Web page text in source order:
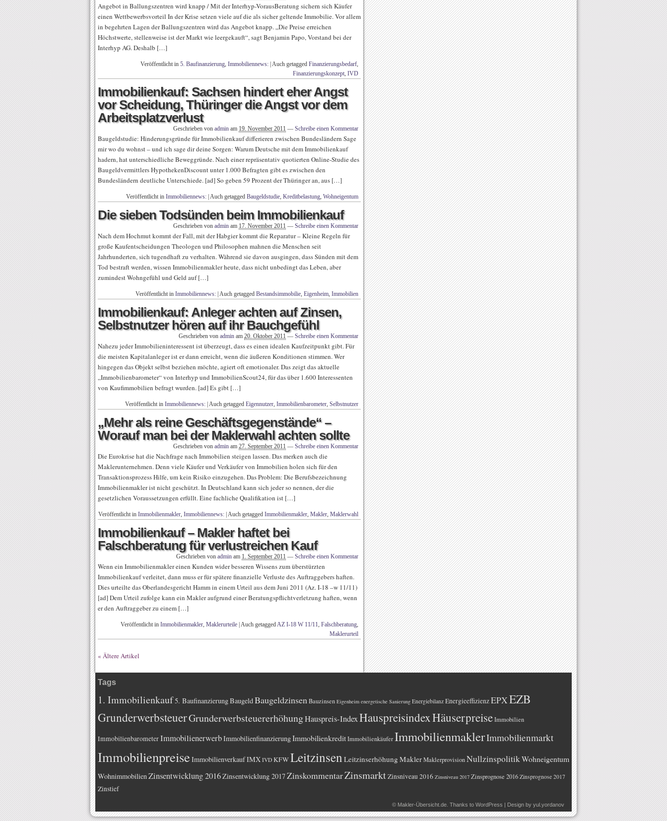
Angebot in Ballungszentren wird knapp / Mit der Interhyp-VorausBeratung sichern sich Käufer
einen Wettbewerbsvorteil In der Krise setzen viele auf die als sicher geltende Immobilie. Vor allem
in begehrten Lagen der Ballungszentren wird das Angebot knapp. „Die Preise erreichen
Höchstwerte, stellenweise ist der Markt wie leergekauft“, sagt Benjamin Papo, Vorstand bei der
Interhyp AG. Deshalb […]
Veröffentlicht in 5. Baufinanzierung, Immobiliennews: Auch getagged Finanzierungsbedarf,
Finanzierungskonzept, IVD
Immobilienkauf: Sachsen hindert eher Angst
vor Scheidung, Thüringer die Angst vor dem
Arbeitsplatzverlust
Geschrieben von admin am 19. November 2011 — Schreibe einen Kommentar
Baugeldstudie: Hinderungsgründe für Immobilienkauf differieren zwischen Bundesländern Sage
mir wo du wohnst – und ich sage dir deine Sorgen: Warum Deutsche mit dem Immobilienkauf
hadern, hat unterschiedliche Beweggründe. Nach einer repräsentativ quotierten Online-Studie des
Baugeldvermittlers HypothekenDiscount unter 1.000 Befragten gibt es zwischen den
Bundesländern deutliche Unterschiede. [ad] So geben 59 Prozent der Thüringer an, aus […]
Veröffentlicht in Immobiliennews: Auch getagged Baugeldstudie, Kreditbelastung, Wohneigentum
Die sieben Todsünden beim Immobilienkauf
Geschrieben von admin am 17. November 2011 — Schreibe einen Kommentar
Nach dem Hochmut kommt der Fall, mit der Habgier kommt die Reparatur – Kleine Regeln für
große Kaufentscheidungen Theologen und Philosophen mahnen die Menschen seit
Jahrhunderten, sich tugendhaft zu verhalten. Während sie davon ausgingen, dass Sünden mit dem
Tod bestraft werden, wissen Immobilienmakler heute, dass nicht unbedingt das Leben, aber
zumindest Wohngefühl und Geld auf […]
Veröffentlicht in Immobiliennews: Auch getagged Bestandsimmobilie, Eigenheim, Immobilien
Immobilienkauf: Anleger achten auf Zinsen,
Selbstnutzer hören auf ihr Bauchgefühl
Geschrieben von admin am 20. Oktober 2011 — Schreibe einen Kommentar
Nahezu jeder Immobilieninteressent ist überzeugt, dass es einen idealen Kaufzeitpunkt gibt. Für
die meisten Kapitalanleger ist er dann erreicht, wenn die äußeren Konditionen stimmen. Wer
hingegen das Objekt selbst beziehen möchte, agiert oft emotionaler. Das zeigt das aktuelle
„Immobilienbarometer“ von Interhyp und ImmobilienScout24, für das über 1.600 Interessenten
von Kaufimmobilien befragt wurden. [ad] Es gibt […]
Veröffentlicht in Immobiliennews: Auch getagged Eigennutzer, Immobilienbarometer, Selbstnutzer
„Mehr als reine Geschäftsgegenstände“ –
Worauf man bei der Maklerwahl achten sollte
Geschrieben von admin am 27. September 2011 — Schreibe einen Kommentar
Die Eurokrise hat die Nachfrage nach Immobilien steigen lassen. Das merken auch die
Maklerunternehmen. Denn viele Käufer und Verkäufer von Immobilien holen sich für den
Transaktionsprozess Hilfe, um kein Risiko einzugehen. Das Problem: Die Berufsbezeichnung
Immobilienmakler ist nicht geschützt. In Deutschland kann sich jeder so nennen, der die
gesetzlichen Voraussetzungen erfüllt. Eine fachliche Qualifikation ist […]
Veröffentlicht in Immobilienmakler, Immobiliennews: Auch getagged Immobilienmakler, Makler, Maklerwahl
Immobilienkauf – Makler haftet bei
Falschberatung für verlustreichen Kauf
Geschrieben von admin am 1. September 2011 — Schreibe einen Kommentar
Wenn ein Immobilienmakler einen Kunden wider besseren Wissens zum überstürzten
Immobilienkauf verleitet, dann muss er für spätere finanzielle Verluste des Auftraggebers haften.
Dies urteilte das Oberlandesgericht Hamm in einem Urteil aus dem Juni 2011 (Az. I-18 –w 11/11)
[ad] Dem Urteil zufolge kann ein Makler aufgrund einer Beratungspflichtverletzung haften, wenn
er den Auftraggeber zu einem […]
Veröffentlicht in Immobilienmakler, Maklerurteile Auch getaggedAZ I-18 W 11/11, Falschberatung,
Maklerurteil
« Ältere Artikel
Tags
1. Immobilienkauf5. BaufinanzierungBaugeldBaugeldzinsenBauzinsen Eigenheim energetische Sanierung Energiebilanz EnergieeffizienzEPXEZB
GrunderwerbsteuerGrunderwerbsteuererhöhungHauspreis-IndexHauspreisindexHäuserpreiseImmobilien
ImmobilienbarometerImmobilienerwerbImmobilienfinanzierungImmobilienkreditImmobilienkäuferImmobilienmaklerImmobilienmarkt
Immobilienpreise ImmobilienverkaufIMX IVD KFWLeitzinsen Leitzinserhöhung MaklerMaklerprovisionNullzinspolitikWohneigentum
WohnimmobilienZinsentwicklung 2016Zinsentwicklung 2017ZinskommentarZinsmarktZinsniveau 2016 Zinsniveau 2017 Zinsprognose 2016 Zinsprognose 2017
Zinstief
© Makler-Übersicht.de . Thanks to WordPress | Design by yul.yordanov